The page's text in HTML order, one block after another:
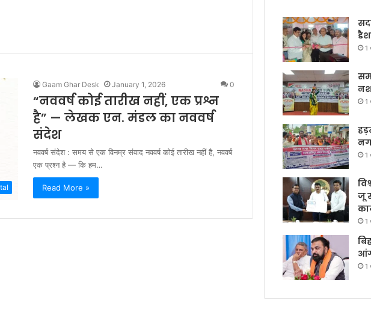
Gaam Ghar Desk January 1, 2026 0
“नववर्ष कोई तारीख नहीं, एक प्रश्न
है” — लेखक एन. मंडल का नववर्ष
संदेश
नववर्ष संदेश : समय से एक विनम्र संवाद नववर्ष कोई तारीख नहीं है, नववर्ष
एक प्रश्न है — कि हम…
Read More »
1
1
1
जू
1
1